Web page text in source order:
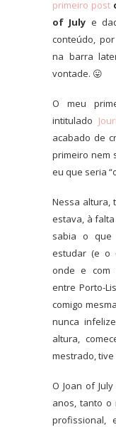
primeiro post
of July e
conteúdo,
na barra
vontade. 😛
O meu
intitulado
acabado de
primeiro nem
eu que seria
Nessa altura,
estava, à
sabia o que
estudar (e o
onde e com
entre Porto-
comigo
nunca
altura,
mestrado,
O Joan of
anos, tanto o